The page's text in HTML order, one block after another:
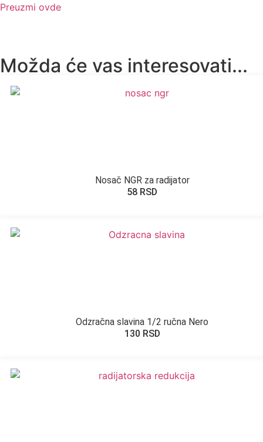
Preuzmi ovde
Možda će vas interesovati...
Nosač NGR za radijator
58 RSD
Odzračna slavina 1/2 ručna Nero
130 RSD